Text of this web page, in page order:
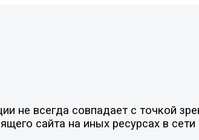
не всегда совпадает с точкой
сайта на иных ресурсах в